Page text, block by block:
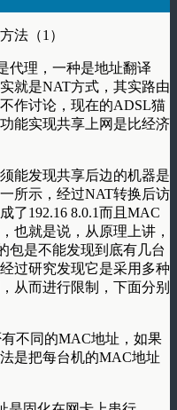
法（1）
代理，一种是地址翻译
就是NAT方式，其实路由
作讨论，现在的ADSL猫
能实现共享上网是比经济
能发现共享后边的机器是
所示，经过NAT转换后访
了192.16 8.0.1而且MAC
也就是说，从原理上讲，
包是不能发现到底有几台
过研究发现它是采用多种
从而进行限制，下面分别
不同的MAC地址，如果
是把每台机的MAC地址